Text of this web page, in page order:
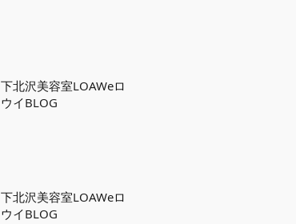
下北沢美容室LOAWeロ
ウイBLOG
下北沢美容室LOAWeロ
ウイBLOG